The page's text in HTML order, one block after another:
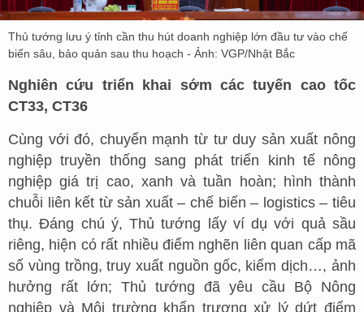
Thủ tướng lưu ý tỉnh cần thu hút doanh nghiệp lớn đầu tư vào chế
biến sâu, bảo quản sau thu hoạch - Ảnh: VGP/Nhật Bắc
Nghiên cứu triển khai sớm các tuyến cao tốc
CT33, CT36
Cùng với đó, chuyển mạnh từ tư duy sản xuất nông
nghiệp truyền thống sang phát triển kinh tế nông
nghiệp giá trị cao, xanh và tuần hoàn; hình thành
chuỗi liên kết từ sản xuất – chế biến – logistics – tiêu
thụ. Đáng chú ý, Thủ tướng lấy ví dụ với quả sầu
riêng, hiện có rất nhiều điểm nghẽn liên quan cấp mã
số vùng trồng, truy xuất nguồn gốc, kiểm dịch…, ảnh
hưởng rất lớn; Thủ tướng đã yêu cầu Bộ Nông
nghiệp và Môi trường khẩn trương xử lý dứt điểm